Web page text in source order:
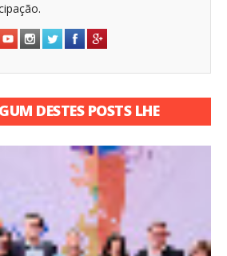
DESTES POSTS LHE